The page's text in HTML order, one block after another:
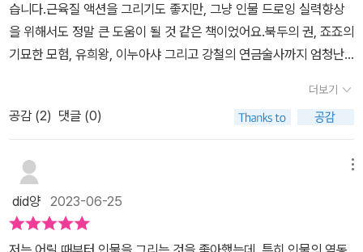
습니다.근육질 액션을 그리기도 좋지만, 그냥 인물 드로잉 실력향상
을 위해서도 정말 큰 도움이 될 것 같은 책이었어요.북두의 권, 죠죠의
기묘한 모험, 유희왕, 이누아샤 그리고 강철의 연금술사까지 엄청난
잘 그려야하고, 빨리 그려야하고, 많이 그려야하고, 많이 수정해야하
는 역할로 그림을 못 그릴 수가 없는 분이기도 합니다. 그리고 진짜 잘
그리시더라고요.이 책에는 무료 600여점의 그림자료가 있습니다.그
리고 그 자료는 무려 털선의 러프한 스케치입니다!대부분의 단독집필
이 다른 작법서와 엄청난 차이를 만들었어요. 그 털선이 그림천재에
그림법을 담고 있는게 느껴졌습니다.이 노련한 숙련가가 큰 틀을 잡
더보기
공감 (2) 댓글 (0)
did양 2023-06-25